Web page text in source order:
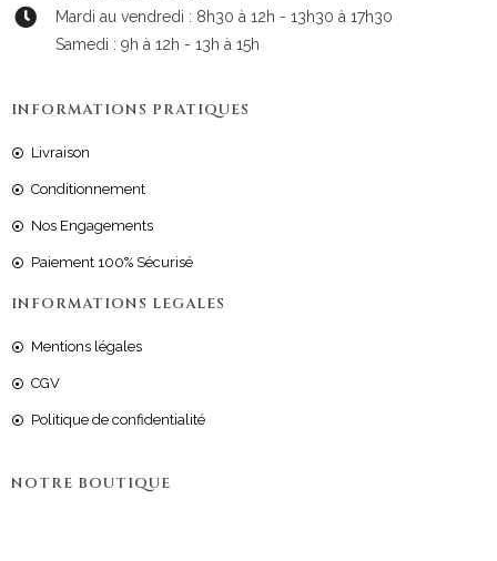
Mardi au vendredi : 8h30 à 12h - 13h30 à 17h30
Samedi : 9h à 12h - 13h à 15h
INFORMATIONS PRATIQUES
Livraison
Conditionnement
Nos Engagements
Paiement 100% Sécurisé
INFORMATIONS LEGALES
Mentions légales
CGV
Politique de confidentialité
NOTRE BOUTIQUE